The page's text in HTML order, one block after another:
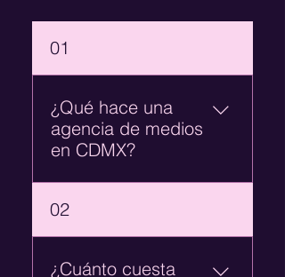
01
¿Qué hace una
agencia de medios
en CDMX?
Una agencia de medios
planea, compra y optimiza
los espacios publicitarios
donde aparece tu marca —
02
¿Cuánto cuesta